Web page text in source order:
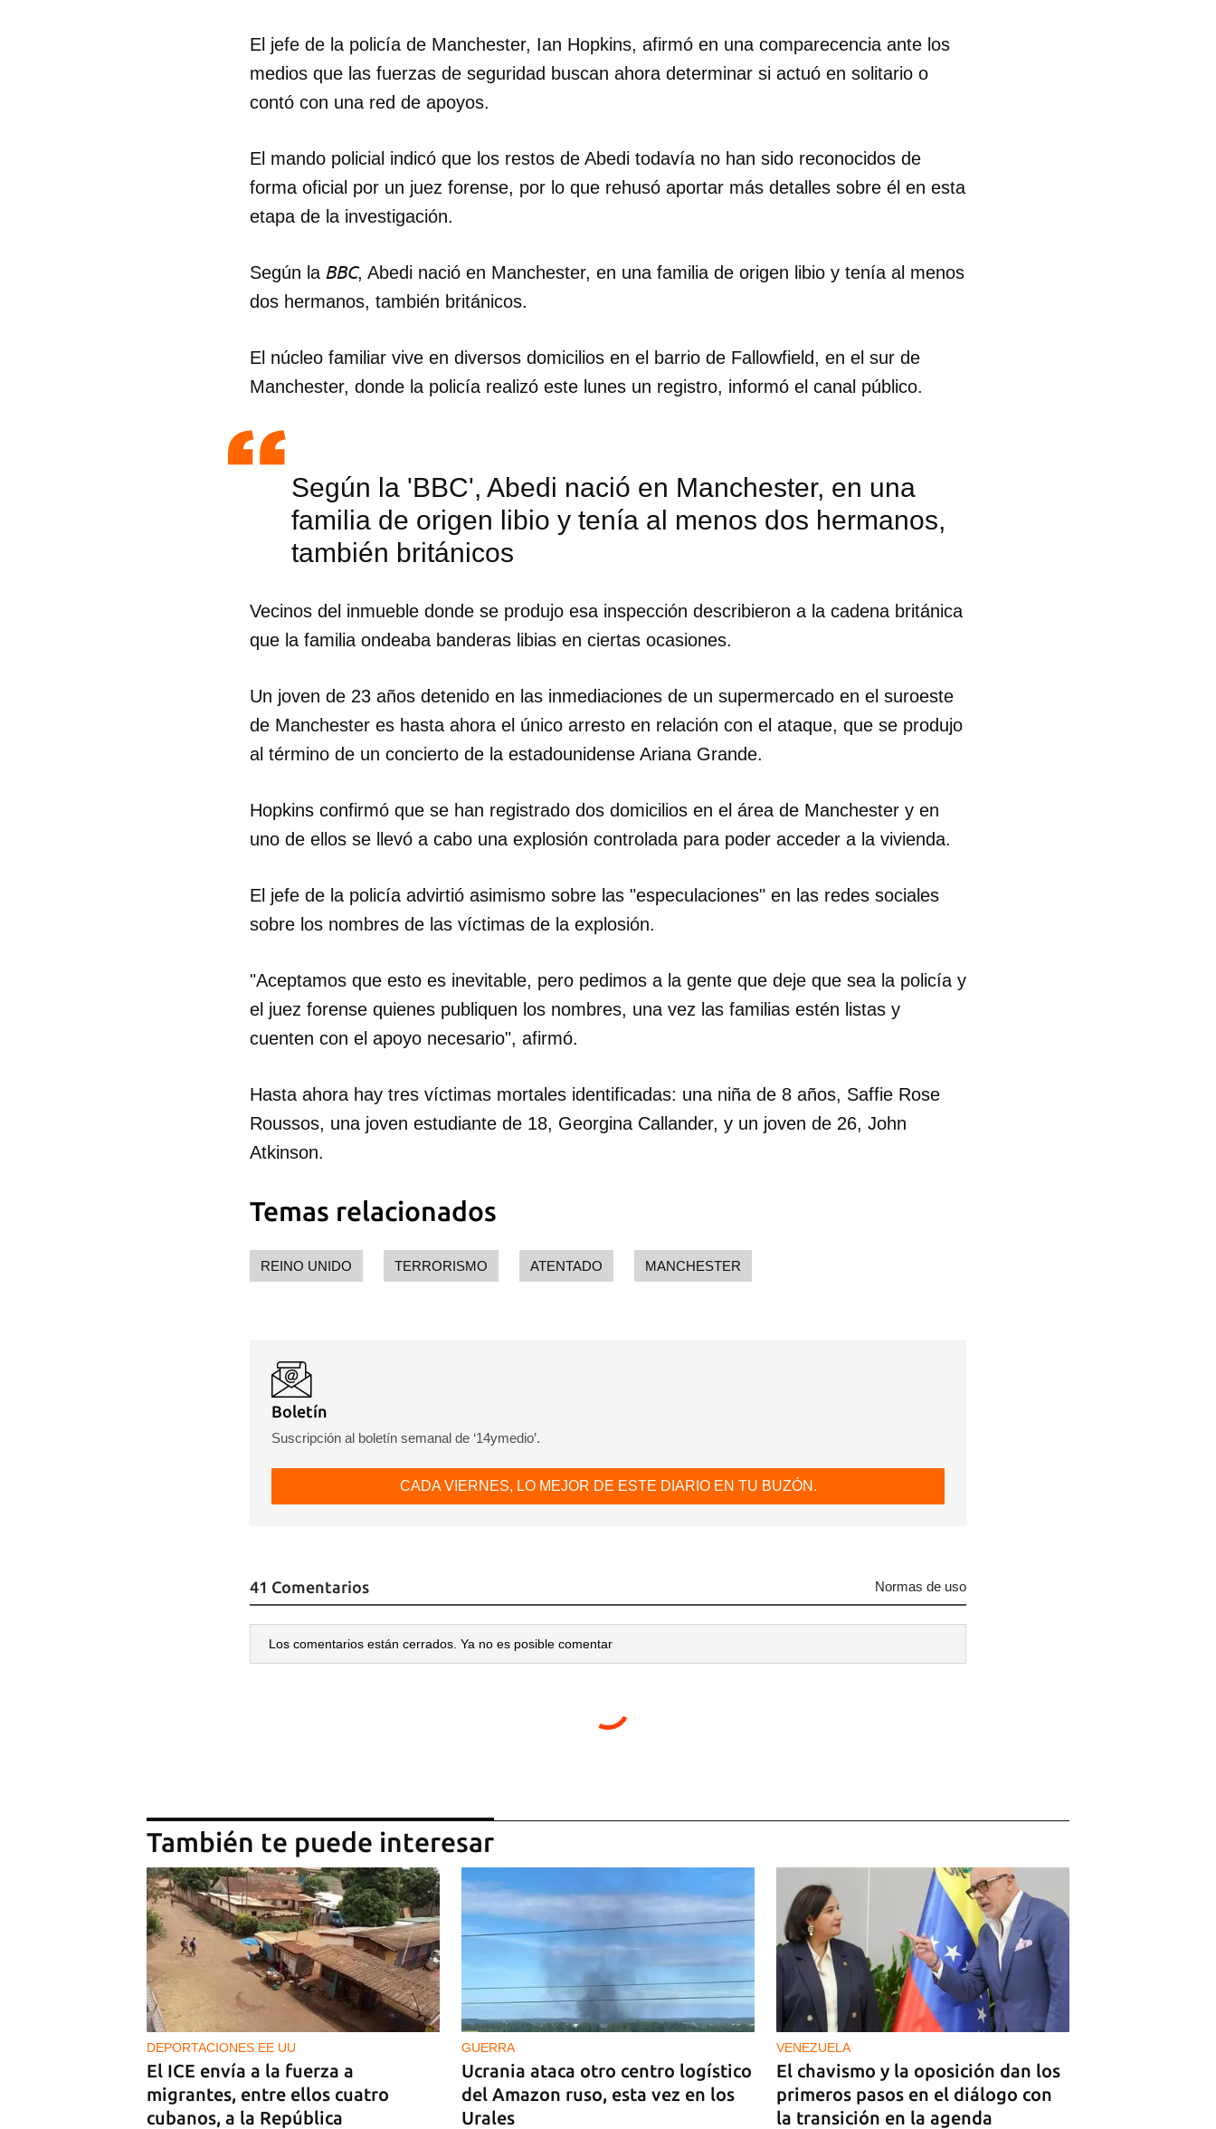
Guardar como favorito
Para poder guardar como favorito, primero has de iniciar sesión con tu
INICIAR SESIÓN
El jefe de la policía de Manchester, Ian Hopkins, afirmó en una comparecencia ante los
medios que las fuerzas de seguridad buscan ahora determinar si actuó en solitario o
contó con una red de apoyos.
El mando policial indicó que los restos de Abedi todavía no han sido reconocidos de
forma oficial por un juez forense, por lo que rehusó aportar más detalles sobre él en esta
etapa de la investigación.
Según la BBC, Abedi nació en Manchester, en una familia de origen libio y tenía al menos
dos hermanos, también británicos.
El núcleo familiar vive en diversos domicilios en el barrio de Fallowfield, en el sur de
Manchester, donde la policía realizó este lunes un registro, informó el canal público.
Según la 'BBC', Abedi nació en Manchester, en una
familia de origen libio y tenía al menos dos hermanos,
también británicos
Vecinos del inmueble donde se produjo esa inspección describieron a la cadena británica
que la familia ondeaba banderas libias en ciertas ocasiones.
Un joven de 23 años detenido en las inmediaciones de un supermercado en el suroeste
de Manchester es hasta ahora el único arresto en relación con el ataque, que se produjo
al término de un concierto de la estadounidense Ariana Grande.
Hopkins confirmó que se han registrado dos domicilios en el área de Manchester y en
uno de ellos se llevó a cabo una explosión controlada para poder acceder a la vivienda.
El jefe de la policía advirtió asimismo sobre las "especulaciones" en las redes sociales
sobre los nombres de las víctimas de la explosión.
"Aceptamos que esto es inevitable, pero pedimos a la gente que deje que sea la policía y
el juez forense quienes publiquen los nombres, una vez las familias estén listas y
cuenten con el apoyo necesario", afirmó.
Hasta ahora hay tres víctimas mortales identificadas: una niña de 8 años, Saffie Rose
Roussos, una joven estudiante de 18, Georgina Callander, y un joven de 26, John
Atkinson.
Temas relacionados
REINO UNIDO TERRORISMO ATENTADO MANCHESTER
Boletín
Suscripción al boletín semanal de ‘14ymedio’.
CADA VIERNES, LO MEJOR DE ESTE DIARIO EN TU BUZÓN.
41 Comentarios Normas de uso
Los comentarios están cerrados. Ya no es posible comentar
También te puede interesar
DEPORTACIONES EE UU
El ICE envía a la fuerza a
migrantes, entre ellos cuatro
cubanos, a la República
GUERRA
Ucrania ataca otro centro logístico
del Amazon ruso, esta vez en los
Urales
VENEZUELA
El chavismo y la oposición dan los
primeros pasos en el diálogo con
la transición en la agenda